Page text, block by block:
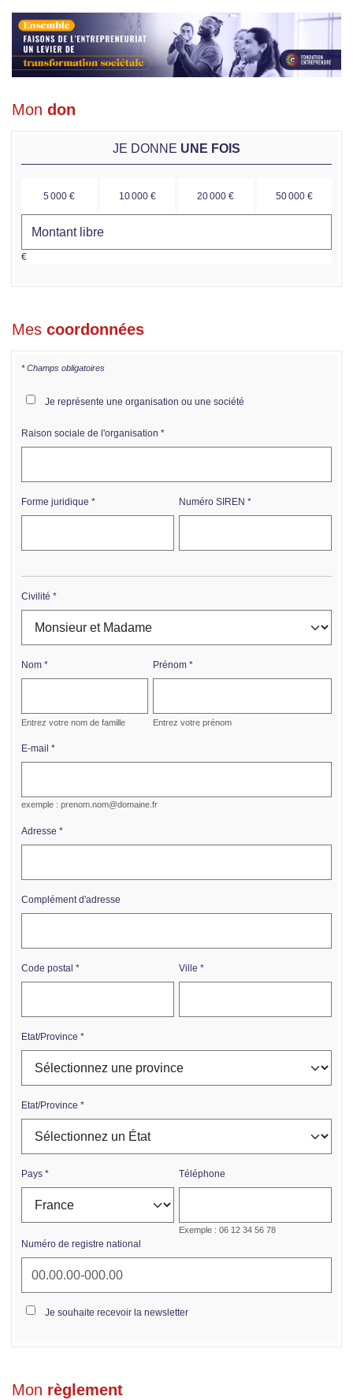
Mon don
JE DONNE UNE FOIS
5 000 € 10 000 € 20 000 € 50 000 €
€
Mes coordonnées
* Champs obligatoires
Je représente une organisation ou une société
Raison sociale de l'organisation
Forme juridique Numéro SIREN
Civilité
Nom
Entrez votre nom de famille
Prénom
Entrez votre prénom
E-mail
exemple : prenom.nom@domaine.fr
Adresse
Complément d'adresse
Code postal Ville
Etat/Province
Etat/Province
Pays Téléphone
Exemple : 06 12 34 56 78
Numéro de registre national
Je souhaite recevoir la newsletter
Mon règlement